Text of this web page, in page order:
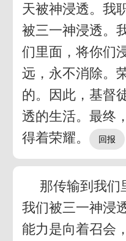
天被神浸透。我
被三一神浸透。
们里面，将你们
远，永不消除。
的。因此，基督
透的生活。最终
得着荣耀。
那传输到我们
我们被三一神浸
能力是向着召会